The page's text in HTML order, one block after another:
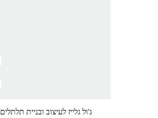
ג'ול גלייז לעיצוב ובניית תלתלים